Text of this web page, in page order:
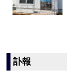
訃報